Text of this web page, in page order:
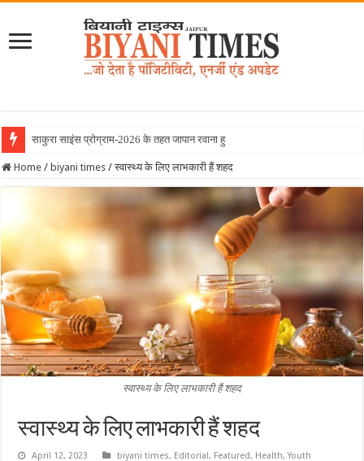
साकुरा साइंस प्रोग्राम-2026 के तहत जापान रवाना हुई बियानी ग्रुप ऑ
Home / biyani times / स्वास्थ्य के लिए लाभकारी हैं शहद
स्वास्थ्य के लिए लाभकारी हैं शहद
स्वास्थ्य के लिए लाभकारी हैं शहद
April 12, 2023 biyani times, Editorial, Featured, Health,Youth